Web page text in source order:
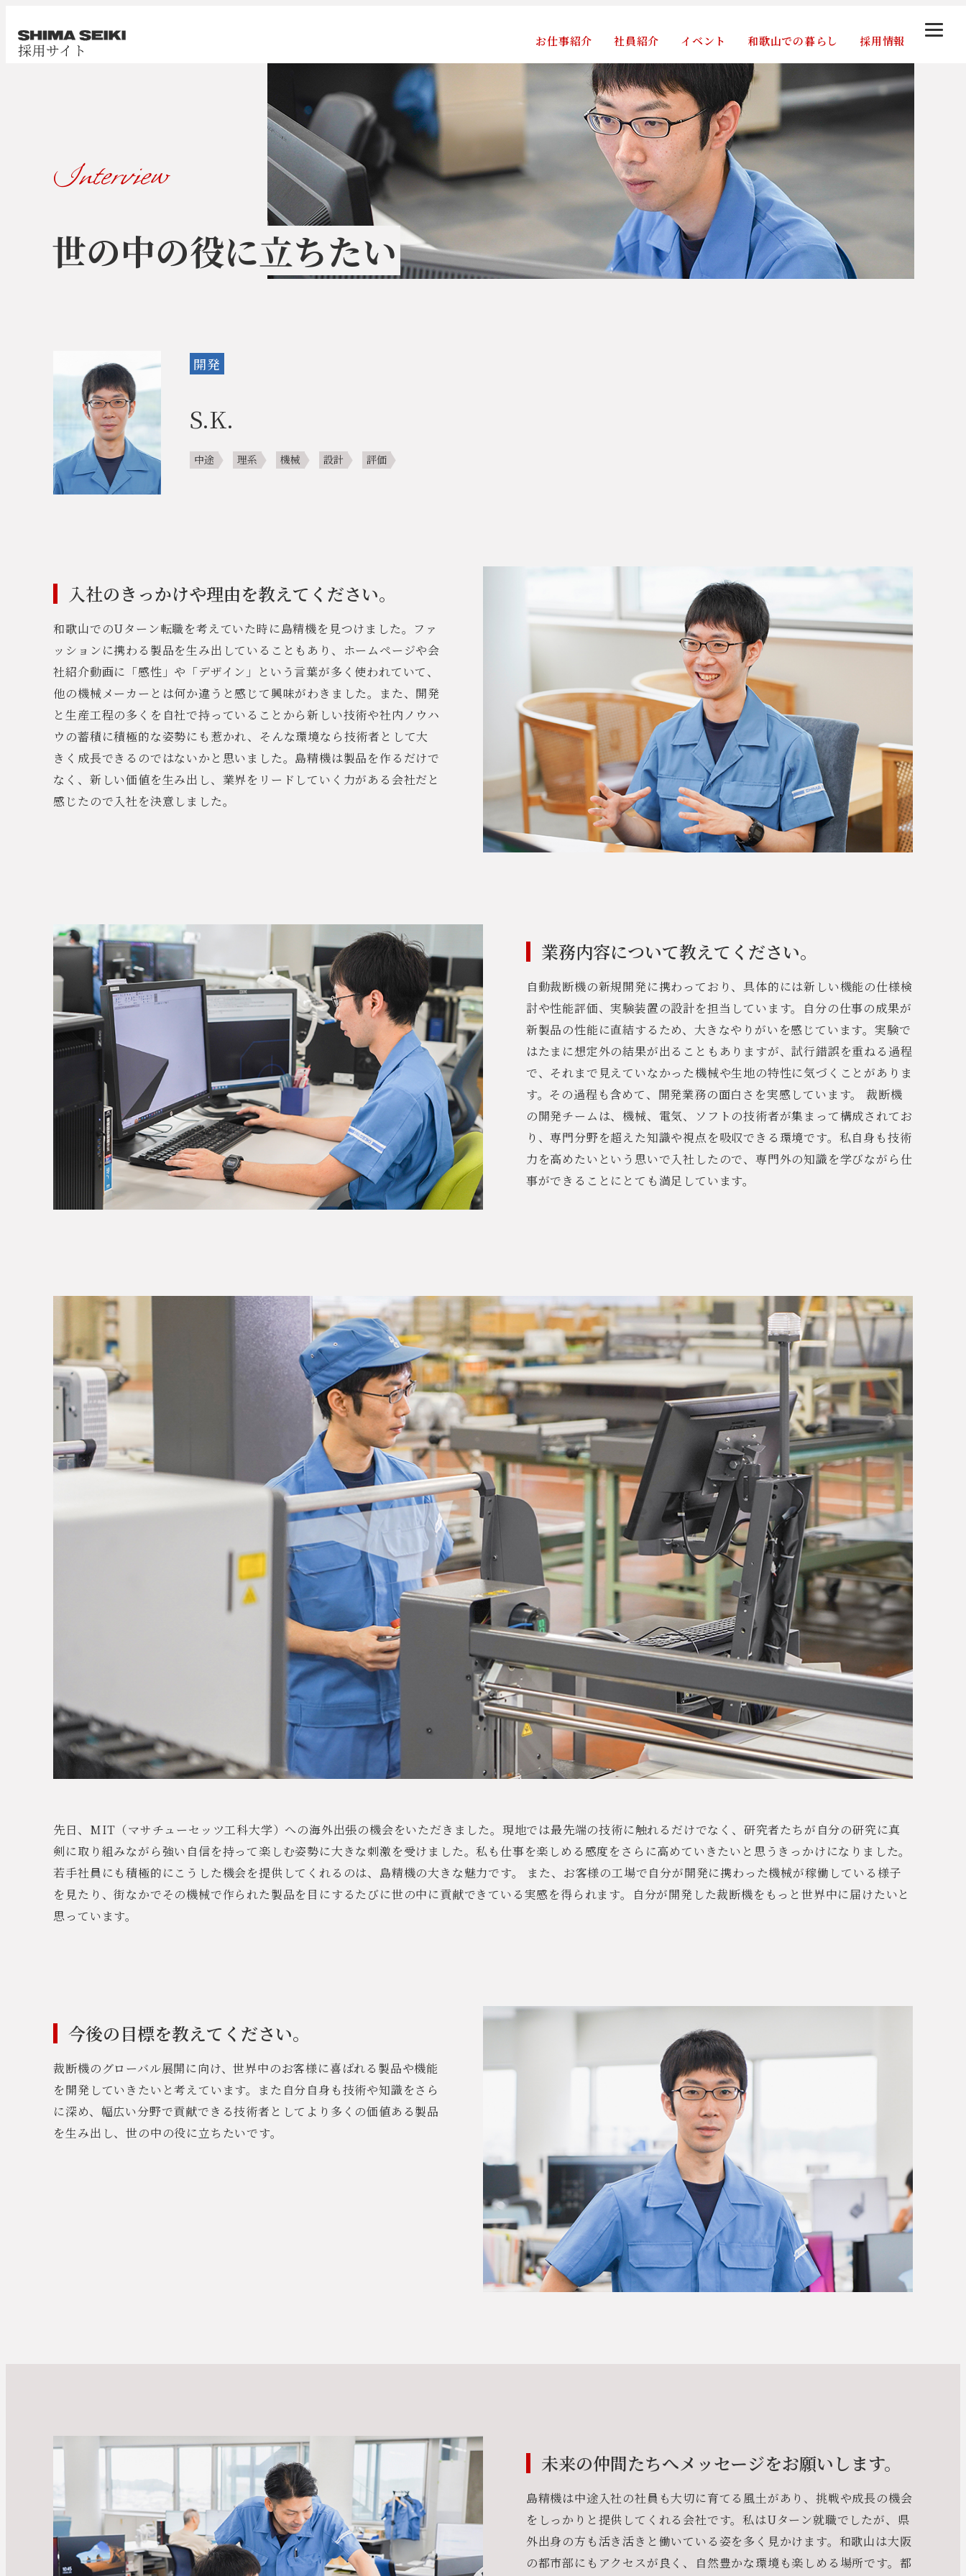
お仕事紹介 社員紹介 イベント 和歌山での暮らし 採用情報
Interview
世の中の役に立ちたい
開発
S.K.
中途 理系 機械 設計 評価
入社のきっかけや理由を教えてください。
和歌山でのUターン転職を考えていた時に島精機を見つけました。ファ
ッションに携わる製品を生み出していることもあり、ホームページや会
社紹介動画に「感性」や「デザイン」という言葉が多く使われていて、
他の機械メーカーとは何か違うと感じて興味がわきました。また、開発
と生産工程の多くを自社で持っていることから新しい技術や社内ノウハ
ウの蓄積に積極的な姿勢にも惹かれ、そんな環境なら技術者として大
きく成長できるのではないかと思いました。島精機は製品を作るだけで
なく、新しい価値を生み出し、業界をリードしていく力がある会社だと
感じたので入社を決意しました。
業務内容について教えてください。
自動裁断機の新規開発に携わっており、具体的には新しい機能の仕様検
討や性能評価、実験装置の設計を担当しています。自分の仕事の成果が
新製品の性能に直結するため、大きなやりがいを感じています。実験で
はたまに想定外の結果が出ることもありますが、試行錯誤を重ねる過程
で、それまで見えていなかった機械や生地の特性に気づくことがありま
す。その過程も含めて、開発業務の面白さを実感しています。 裁断機
の開発チームは、機械、電気、ソフトの技術者が集まって構成されてお
り、専門分野を超えた知識や視点を吸収できる環境です。私自身も技術
力を高めたいという思いで入社したので、専門外の知識を学びながら仕
事ができることにとても満足しています。
先日、MIT（マサチューセッツ工科大学）への海外出張の機会をいただきました。現地では最先端の技術に触れるだけでなく、研究者たちが自分の研究に真
剣に取り組みながら強い自信を持って楽しむ姿勢に大きな刺激を受けました。私も仕事を楽しめる感度をさらに高めていきたいと思うきっかけになりました。
若手社員にも積極的にこうした機会を提供してくれるのは、島精機の大きな魅力です。 また、お客様の工場で自分が開発に携わった機械が稼働している様子
を見たり、街なかでその機械で作られた製品を目にするたびに世の中に貢献できている実感を得られます。自分が開発した裁断機をもっと世界中に届けたいと
思っています。
今後の目標を教えてください。
裁断機のグローバル展開に向け、世界中のお客様に喜ばれる製品や機能
を開発していきたいと考えています。また自分自身も技術や知識をさら
に深め、幅広い分野で貢献できる技術者としてより多くの価値ある製品
を生み出し、世の中の役に立ちたいです。
未来の仲間たちへメッセージをお願いします。
島精機は中途入社の社員も大切に育てる風土があり、挑戦や成長の機会
をしっかりと提供してくれる会社です。私はUターン就職でしたが、県
外出身の方も活き活きと働いている姿を多く見かけます。和歌山は大阪
の都市部にもアクセスが良く、自然豊かな環境も楽しめる場所です。都